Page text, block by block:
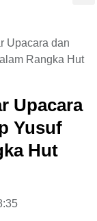
Upacara dan
Rangka Hut
Upacara
Yusuf
Hut